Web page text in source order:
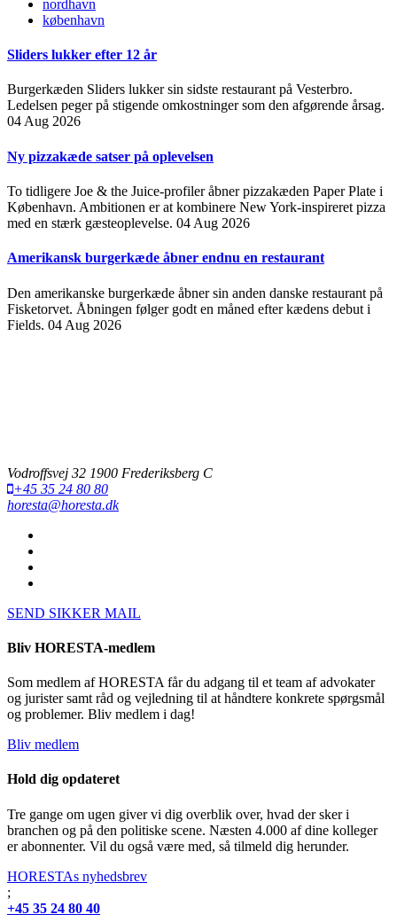
nordhavn
københavn
Sliders lukker efter 12 år
Burgerkæden Sliders lukker sin sidste restaurant på Vesterbro.
Ledelsen peger på stigende omkostninger som den afgørende årsag.
04 Aug 2026
Ny pizzakæde satser på oplevelsen
To tidligere Joe & the Juice-profiler åbner pizzakæden Paper Plate i
København. Ambitionen er at kombinere New York-inspireret pizza
med en stærk gæsteoplevelse. 04 Aug 2026
Amerikansk burgerkæde åbner endnu en restaurant
Den amerikanske burgerkæde åbner sin anden danske restaurant på
Fisketorvet. Åbningen følger godt en måned efter kædens debut i
Fields. 04 Aug 2026
Vodroffsvej 32 1900 Frederiksberg C
+45 35 24 80 80
horesta@horesta.dk
SEND SIKKER MAIL
Bliv HORESTA-medlem
Som medlem af HORESTA får du adgang til et team af advokater
og jurister samt råd og vejledning til at håndtere konkrete spørgsmål
og problemer. Bliv medlem i dag!
Bliv medlem
Hold dig opdateret
Tre gange om ugen giver vi dig overblik over, hvad der sker i
branchen og på den politiske scene. Næsten 4.000 af dine kolleger
er abonnenter. Vil du også være med, så tilmeld dig herunder.
HORESTAs nyhedsbrev
;
+45 35 24 80 40